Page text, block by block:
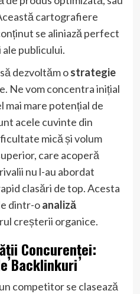
cartografiere
se aliniază perfect
publicului.
dezvoltăm ostrategie
Ne vom concentra inițial
mai mare potențial de
acele cuvinte din
mică și volum
care acoperă
nu l-au abordat
clasări de top. Acesta
dintr-oanaliză
creșterii organice.
Concurenței:
Backlinkuri
competitor se clasează